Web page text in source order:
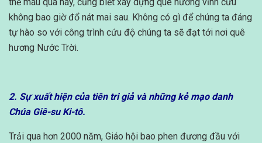
thế mau qua này, cũng biết xây dựng quê hương vĩnh cửu
không bao giờ đổ nát mai sau. Không có gì để chúng ta đáng
tự hào so với công trình cứu độ chúng ta sẽ đạt tới nơi quê
hương Nước Trời.
2. Sự xuất hiện của tiên tri giả và những kẻ mạo danh
Chúa Giê-su Ki-tô.
Trải qua hơn 2000 năm, Giáo hội bao phen đương đầu với